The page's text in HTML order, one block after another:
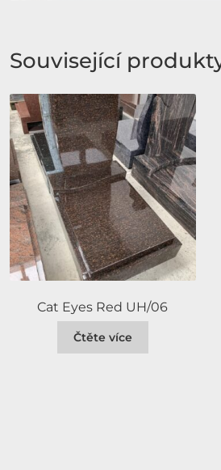
Související
Cat Eyes Red UH/06
Čtěte více